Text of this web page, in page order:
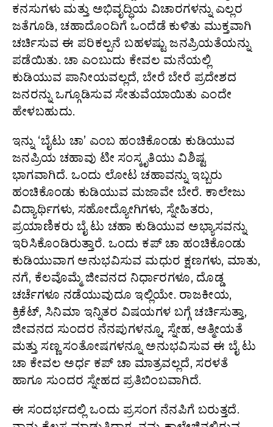
ಕನಸುಗಳು ಮತ್ತು ಅಭಿವೃದ್ಧಿಯ ವಿಚಾರಗಳನ್ನು ಎಲ್ಲರ
ಜತೆಗೂಡಿ, ಚಹಾದೊಂದಿಗೆ ಒಂದೆಡೆ ಕುಳಿತು ಮುಕ್ತವಾಗಿ
ಚರ್ಚಿಸುವ ಈ ಪರಿಕಲ್ಪನೆ ಬಹಳಷ್ಟು ಜನಪ್ರಿಯತೆಯನ್ನು
ಪಡೆಯಿತು. ಚಾ ಎಂಬುದು ಕೇವಲ ಮನೆಯಲ್ಲಿ
ಕುಡಿಯುವ ಪಾನೀಯವಲ್ಲದೆ, ಬೇರೆ ಬೇರೆ ಪ್ರದೇಶದ
ಜನರನ್ನು ಒಗ್ಗೂಡಿಸುವ ಸೇತುವೆಯಾಯಿತು ಎಂದೇ
ಹೇಳಬಹುದು.
ಇನ್ನು ‘ಬೈಟು ಚಾ’ ಎಂಬ ಹಂಚಿಕೊಂಡು ಕುಡಿಯುವ
ಜನಪ್ರಿಯ ಚಹಾವು ಟೀ ಸಂಸ್ಕೃತಿಯು ವಿಶಿಷ್ಟ
ಭಾಗವಾಗಿದೆ. ಒಂದು ಲೋಟ ಚಹಾವನ್ನು ಇಬ್ಬರು
ಹಂಚಿಕೊಂಡು ಕುಡಿಯುವ ಮಜಾವೇ ಬೇರೆ. ಕಾಲೇಜು
ವಿದ್ಯಾರ್ಥಿಗಳು, ಸಹೋದ್ಯೋಗಿಗಳು, ಸ್ನೇಹಿತರು,
ಪ್ರಯಾಣಿಕರು ಬೈ ಟು ಚಹಾ ಕುಡಿಯುವ ಅಭ್ಯಾಸವನ್ನು
ಇರಿಸಿಕೊಂಡಿರುತ್ತಾರೆ. ಒಂದು ಕಪ್ ಚಾ ಹಂಚಿಕೊಂಡು
ಕುಡಿಯುವಾಗ ಅನುಭವಿಸುವ ಮಧುರ ಕ್ಷಣಗಳು, ಮಾತು,
ನಗೆ, ಕೆಲವೊಮ್ಮೆ ಜೀವನದ ನಿರ್ಧಾರಗಳೂ, ದೊಡ್ಡ
ಚರ್ಚೆಗಳೂ ನಡೆಯುವುದೂ ಇಲ್ಲಿಯೇ. ರಾಜಕೀಯ,
ಕ್ರಿಕೆಟ್, ಸಿನಿಮಾ ಇನ್ನಿತರ ವಿಷಯಗಳ ಬಗ್ಗೆ ಚರ್ಚಿಸುತ್ತಾ,
ಜೀವನದ ಸುಂದರ ನೆನಪುಗಳನ್ನೂ, ಸ್ನೇಹ, ಆತ್ಮೀಯತೆ
ಮತ್ತು ಸಣ್ಣ ಸಂತೋಷಗಳನ್ನೂ ಅನುಭವಿಸುವ ಈ ಬೈ ಟು
ಚಾ ಕೇವಲ ಅರ್ಧ ಕಪ್ ಚಾ ಮಾತ್ರವಲ್ಲದೆ, ಸರಳತೆ
ಹಾಗೂ ಸುಂದರ ಸ್ನೇಹದ ಪ್ರತಿಬಿಂಬವಾಗಿದೆ.
ಈ ಸಂದರ್ಭದಲ್ಲಿ ಒಂದು ಪ್ರಸಂಗ ನೆನಪಿಗೆ ಬರುತ್ತದೆ.